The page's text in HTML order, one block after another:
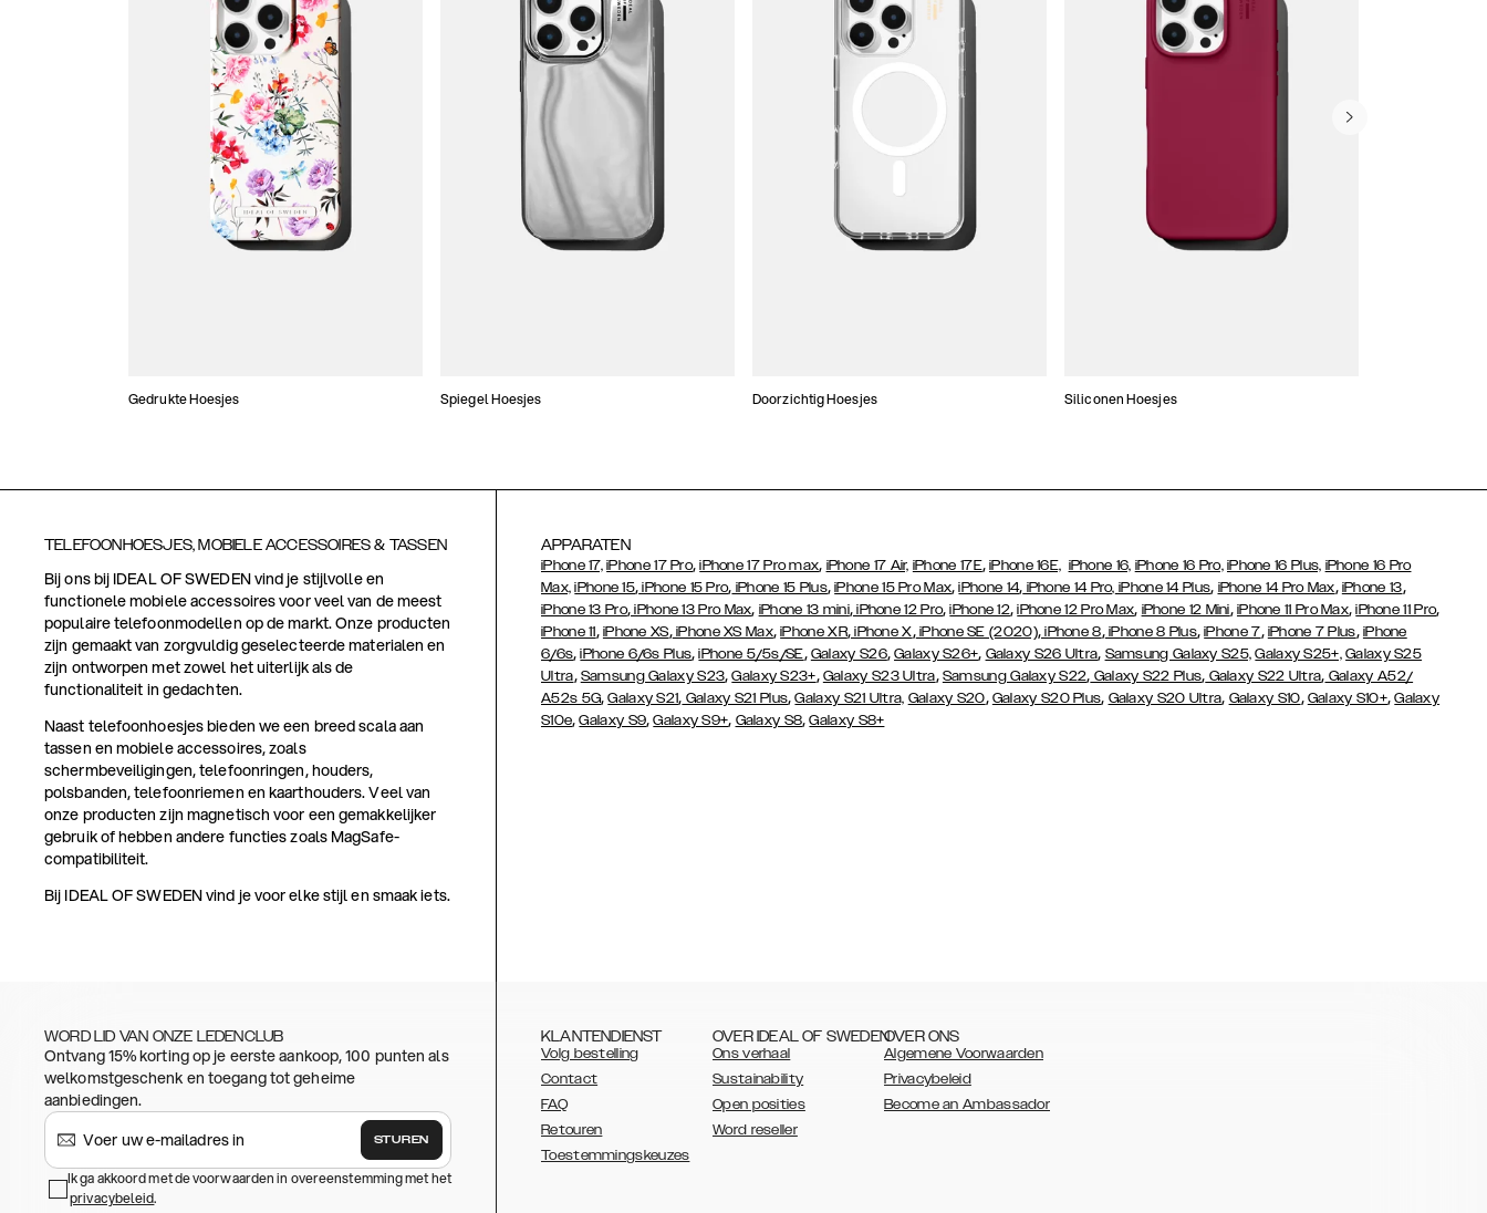
Gedrukte Hoesjes Spiegel Hoesjes Doorzichtig Hoesjes Siliconen Hoesjes
TELEFOONHOESJES, MOBIELE ACCESSOIRES & TASSEN
Bij ons bij IDEAL OF SWEDEN vind je stijlvolle en
functionele mobiele accessoires voor veel van de meest
populaire telefoonmodellen op de markt. Onze producten
zijn gemaakt van zorgvuldig geselecteerde materialen en
zijn ontworpen met zowel het uiterlijk als de
functionaliteit in gedachten.
Naast telefoonhoesjes bieden we een breed scala aan
tassen en mobiele accessoires, zoals
schermbeveiligingen, telefoonringen, houders,
polsbanden, telefoonriemen en kaarthouders. Veel van
onze producten zijn magnetisch voor een gemakkelijker
gebruik of hebben andere functies zoals MagSafe-
compatibiliteit.
Bij IDEAL OF SWEDEN vind je voor elke stijl en smaak iets.
APPARATEN
iPhone 17, iPhone 17 Pro,iPhone 17 Pro max, iPhone 17 Air, iPhone 17E,iPhone 16E, iPhone 16, iPhone 16 Pro, iPhone 16 Plus, iPhone 16 Pro
Max, iPhone 15, iPhone 15 Pro, iPhone 15 Plus,iPhone 15 Pro Max,iPhone 14, iPhone 14 Pro, iPhone 14 Plus, iPhone 14 Pro Max, iPhone 13,
iPhone 13 Pro, iPhone 13 Pro Max, iPhone 13 mini,iPhone 12 Pro,iPhone 12,iPhone 12 Pro Max, iPhone 12 Mini, iPhone 11 Pro Max,iPhone 11 Pro,
iPhone 11, iPhone XS,iPhone XS Max,iPhone XR,iPhone X,iPhone SE (2020),iPhone 8,iPhone 8 Plus,iPhone 7, iPhone 7 Plus, iPhone
6/6s,iPhone 6/6s Plus,iPhone 5/5s/SE, Galaxy S26,Galaxy S26+, Galaxy S26 Ultra, Samsung Galaxy S25, Galaxy S25+, Galaxy S25
Ultra, Samsung Galaxy S23,Galaxy S23+, Galaxy S23 Ultra, Samsung Galaxy S22, Galaxy S22 Plus, Galaxy S22 Ultra, Galaxy A52/
A52s 5G,Galaxy S21, Galaxy S21 Plus,Galaxy S21 Ultra, Galaxy S20, Galaxy S20 Plus, Galaxy S20 Ultra, Galaxy S10, Galaxy S10+,Galaxy
S10e,Galaxy S9,Galaxy S9+, Galaxy S8,Galaxy S8+
WORD LID VAN ONZE LEDENCLUB
Ontvang 15% korting op je eerste aankoop, 100 punten als
welkomstgeschenk en toegang tot geheime
aanbiedingen.
STUREN
Ik ga akkoord met de voorwaarden in overeenstemming met het
privacybeleid.
KLANTENDIENST
Volg bestelling
Contact
FAQ
Retouren
Toestemmingskeuzes
OVER IDEAL OF SWEDEN
Ons verhaal
Sustainability
Open posities
Word reseller
OVER ONS
Algemene Voorwaarden
Privacybeleid
Become an Ambassador
AUSTRALIA